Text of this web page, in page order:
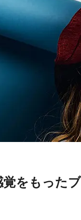
覚をもった